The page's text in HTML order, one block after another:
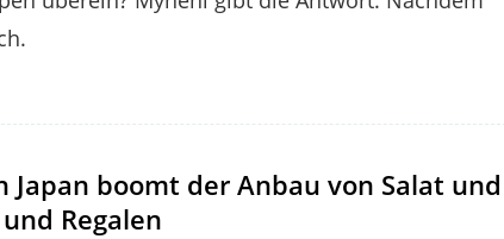
Japan boomt der Anbau von Salat und
Regalen